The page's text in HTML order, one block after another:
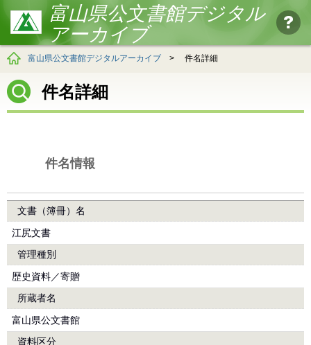
富山県公文書館デジタル
アーカイブ
富山県公文書館デジタルアーカイブ > 件名詳細
件名詳細
件名情報
文書（簿冊）名
江尻文書
管理種別
歴史資料／寄贈
所蔵者名
富山県公文書館
資料区分